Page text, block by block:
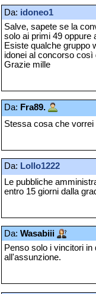
Da: idoneo1
Salve, sapete se la
solo ai primi 49 oppure
Esiste qualche gruppo
idonei al concorso così
Grazie mille
Da: Fra89.
Stessa cosa che
Da: Lollo1222
Le pubbliche
entro 15 giorni dalla
Da: Wasabiii
Penso solo i vincitori
all'assunzione.